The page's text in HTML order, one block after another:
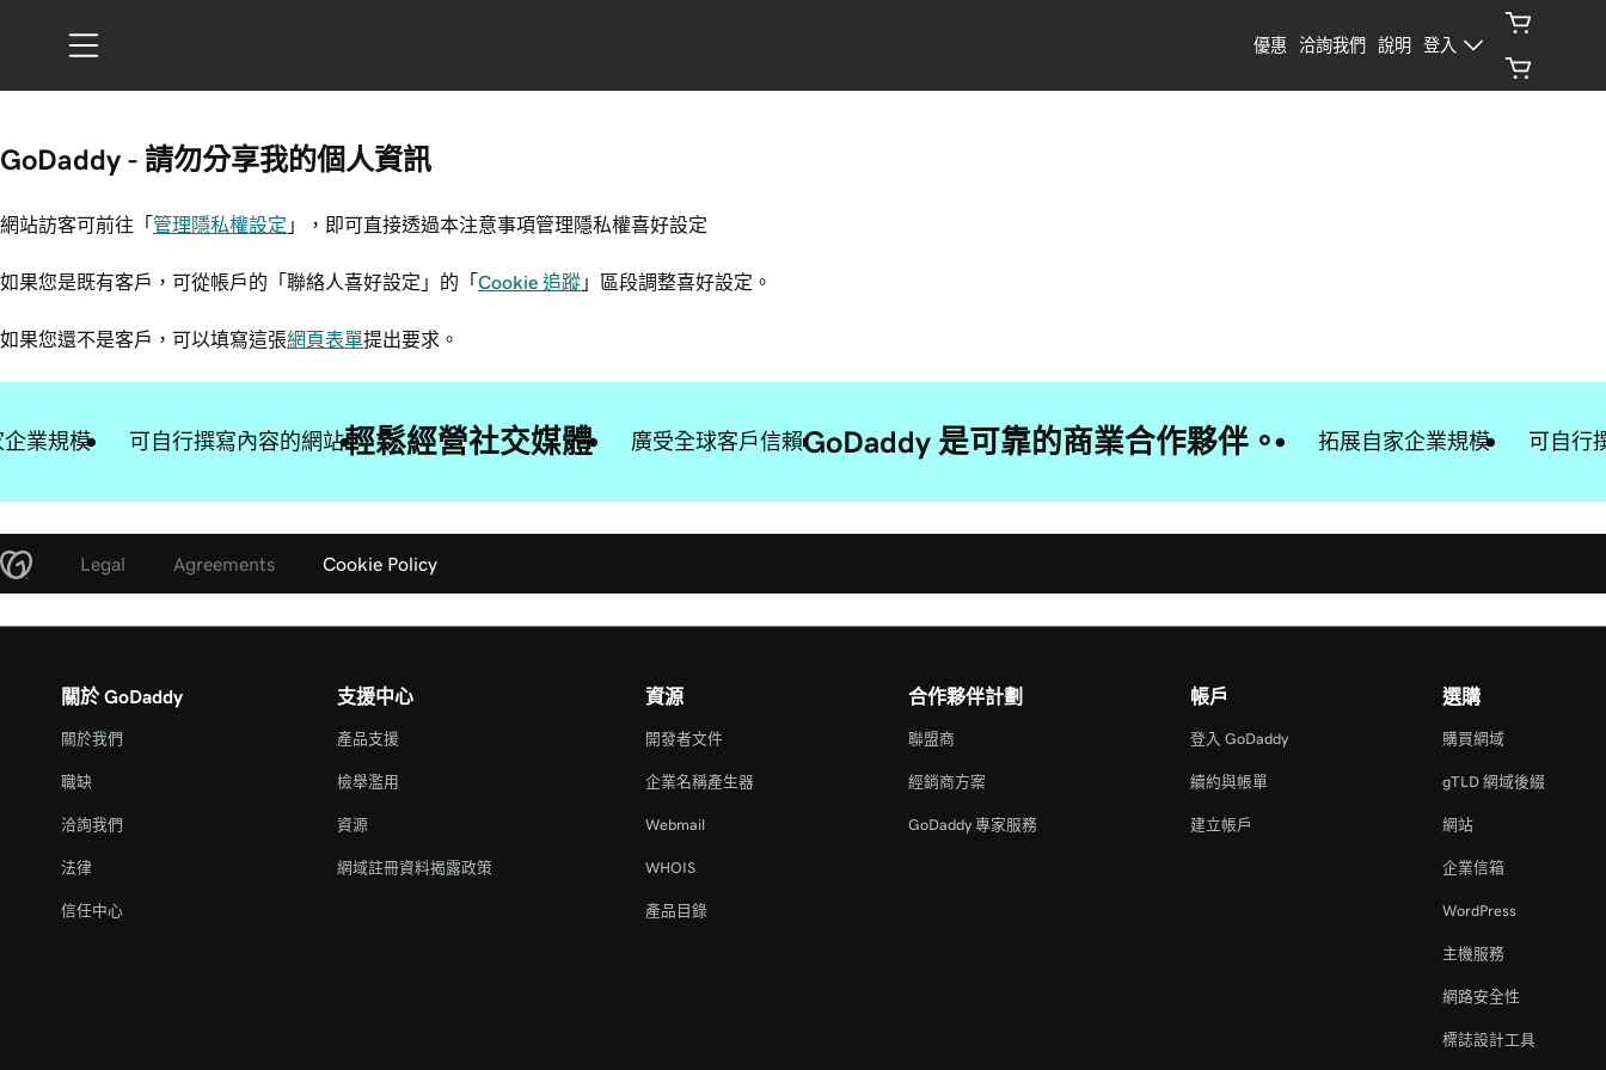
優惠 洽詢我們 說明 登入
GoDaddy - 請勿分享我的個人資訊
網站訪客可前往「 管理隱私權設定 」，即可直接透過本注意事項管理隱私權喜好設定
如果您是既有客戶，可從帳戶的「聯絡人喜好設定」的「 Cookie 追蹤 」區段調整喜好設定。
如果您還不是客戶，可以填寫這張網頁表單提出要求。
業規模 可自行撰寫內容的網站輕鬆經營社交媒體 廣受全球客戶信賴GoDaddy 是可靠的商業合作夥伴。 拓展自家企業規模 可自行
Legal Agreements Cookie Policy
關於 GoDaddy
關於我們
職缺
洽詢我們
法律
信任中心
支援中心
產品支援
檢舉濫用
資源
網域註冊資料揭露政策
資源
開發者文件
企業名稱產生器
Webmail
WHOIS
產品目錄
合作夥伴計劃
聯盟商
經銷商方案
GoDaddy 專家服務
帳戶
登入 GoDaddy
續約與帳單
建立帳戶
選購
購買網域
gTLD 網域後綴
網站
企業信箱
WordPress
主機服務
網路安全性
標誌設計工具